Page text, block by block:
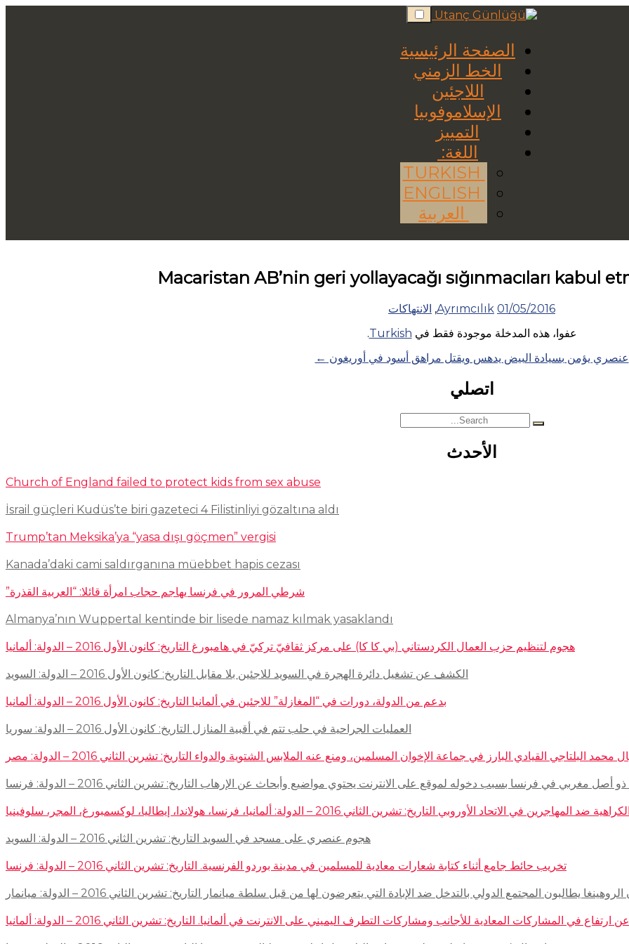
Skip
to
الصفحة الرئيسية
الخط الزمني
اللاجئين
الإسلاموفوبيا
التمييز
اللغة:
العربية
Macaristan AB’nin geri yollayacağı sığınmacıları kabul
01/05/2016
Ayrımcılık
, الانتهاكات
عفوا، هذه المدخلة موجودة فقط في Turkish
.
عنصري يؤمن بسيادة البيض يدهس ويقتل مراهق أسود في أوريغون ←
اتصلي
Search
for:
الأحدث
Church of England failed to protect kids from sex abuse
İsrail güçleri Kudüs’te biri gazeteci 4 Filistinliyi gözaltına aldı
Trump’tan Meksika’ya “yasa dışı göçmen” vergisi
Kanada’daki cami saldırganına müebbet hapis cezası
شرطي المرور في فرنسا يهاجم حجاب امرأة قائلا: “العربية القذرة”
Almanya’nın Wuppertal kentinde bir lisede namaz kılmak yasaklandı
هجوم لتنظيم حزب العمال الكردستاني (بي كا كا) على مركز ثقافيّ تركيّ في هامبورغ التاريخ: كانون الأول 2016 – الدولة: ألمانيا
الكشف عن تشغيل دائرة الهجرة في السويد للاجئين بلا مقابل التاريخ: كانون الأول 2016 – الدولة: السويد
بدعم من الدولة، دورات في “المغازلة” للاجئين في ألمانيا التاريخ: كانون الأول 2016 – الدولة: ألمانيا
العمليات الجراحية في حلب تتم في أقبية المنازل التاريخ: كانون الأول 2016 – الدولة: سوريا
محمد البلتاجي القيادي البارز في جماعة الإخوان المسلمين، ومنع عنه الملابس الشتوية والدواء التاريخ: تشرين الثاني 2016 – الدولة: مصر
مغربي في فرنسا بسبب دخوله لموقع على الانترنت يحتوي مواضيع وأبحاث عن الإرهاب التاريخ: تشرين الثاني 2016 – الدولة: فرنسا
في الاتحاد الأوروبي التاريخ: تشرين الثاني 2016 – الدولة: ألمانيا، فرنسا، هولاندا، إيطاليا، لوكسمبورغ، المجر، سلوفينيا
هجوم عنصري على مسجد في السويد التاريخ: تشرين الثاني 2016 – الدولة: السويد
تخريب حائط جامع أثناء كتابة شعارات معادية للمسلمين في مدينة بوردو الفرنسية. التاريخ: تشرين الثاني 2016 – الدولة: فرنسا
يطالبون المجتمع الدولي بالتدخل ضد الإبادة التي يتعرضون لها من قبل سلطة ميانمار التاريخ: تشرين الثاني 2016 – الدولة: ميانمار
في المشاركات المعادية للأجانب ومشاركات التطرف اليميني على الانترنت في ألمانيا. التاريخ: تشرين الثاني 2016 – الدولة: ألمانيا